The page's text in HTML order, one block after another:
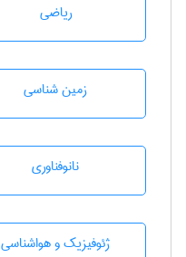
رياضی
زمين شناسی
نانوفناوری
ژئوفيزيك و هواشناسی